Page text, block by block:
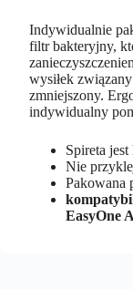
Indywidualnie
filtr bakteryjny,
wysiłek
zmniejszony.
indywidualny
Spireta
Nie
Pakowana
EasyOne